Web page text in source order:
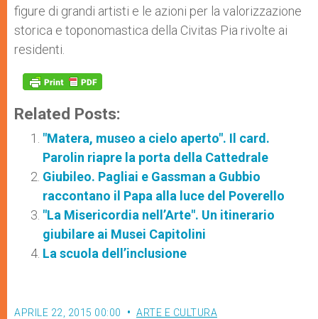
figure di grandi artisti e le azioni per la valorizzazione
storica e toponomastica della Civitas Pia rivolte ai
residenti.
Related Posts:
"Matera, museo a cielo aperto". Il card.
Parolin riapre la porta della Cattedrale
Giubileo. Pagliai e Gassman a Gubbio
raccontano il Papa alla luce del Poverello
"La Misericordia nell’Arte". Un itinerario
giubilare ai Musei Capitolini
La scuola dell’inclusione
APRILE 22, 2015 00:00 ARTE E CULTURA